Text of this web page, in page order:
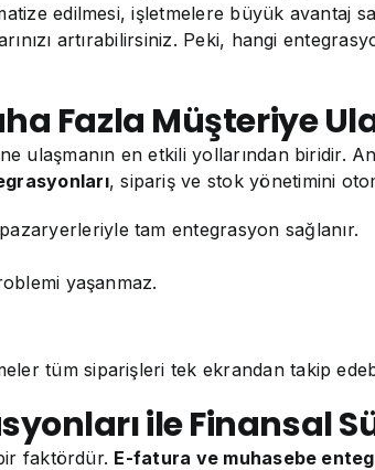
edilmesi, işletmelere büyük avantaj
artırabilirsiniz. Peki, hangi
Fazla Müşteriye
ulaşmanın en etkili yollarından biridir.
, sipariş ve stok yönetimini
tam entegrasyon sağlanır.
yaşanmaz.
tüm siparişleri tek ekrandan takip
ile Finansal
faktördür. E-fatura ve muhasebe